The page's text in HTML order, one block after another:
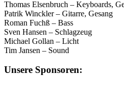
Thomas Elsenbruch – Keyboards,
Patrik Winckler – Gitarre, Gesang
Roman Fuchß – Bass
Sven Hansen – Schlagzeug
Michael Gollan – Licht
Tim Jansen – Sound
Unsere Sponsoren: